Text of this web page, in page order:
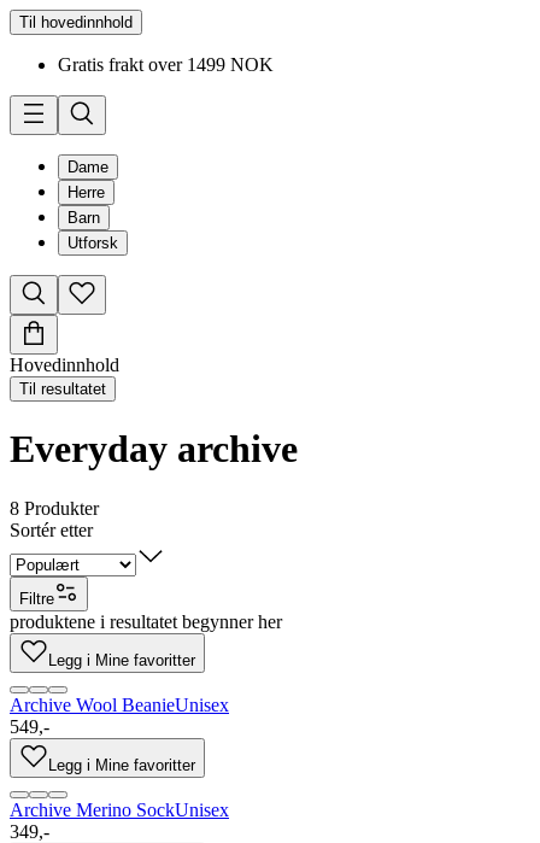
Til hovedinnhold
Gratis frakt over 1499 NOK
Dame
Herre
Barn
Utforsk
Hovedinnhold
Til resultatet
Everyday archive
8 Produkter
Sortér etter
Filtre
produktene i resultatet begynner her
Legg i Mine favoritter
Archive Wool BeanieUnisex
549,-
Legg i Mine favoritter
Archive Merino SockUnisex
349,-